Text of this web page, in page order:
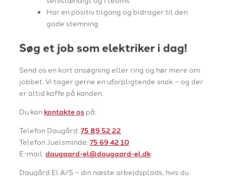
Har en positiv tilgang og bidrager til den
gode stemning
Søg et job som elektriker i dag!
Send os en kort ansøgning eller ring og hør mere om
jobbet. Vi tager gerne en uforpligtende snak – og der
er altid kaffe på kanden.
Du kan kontakte os på:
Telefon Daugård: 75 89 52 22
Telefon Juelsminde: 75 69 42 10
E-mail: daugaard-el@daugaard-el.dk
Daugård El A/S – din næste arbejdsplads, hvis du